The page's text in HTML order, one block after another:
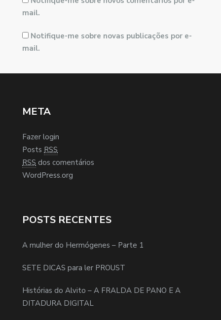
mail.
Notifique-me sobre novas publicações por e-
mail.
META
Fazer login
Posts RSS
RSS dos comentários
WordPress.org
POSTS RECENTES
A mulher do Hermógenes – Parte 1
SETE DICAS para ler PROUST
Histórias do Alvito – A FRALDA DE PANO E A
DITADURA DIGITAL